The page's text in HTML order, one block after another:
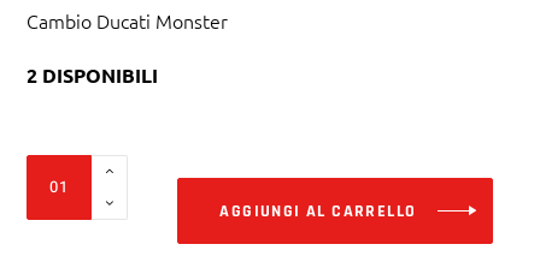
Cambio Ducati Monster
2 DISPONIBILI
Ducati
AGGIUNGI AL CARRELLO